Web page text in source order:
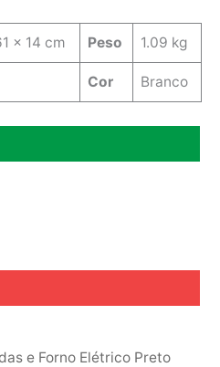
x 14 cm Peso 1.09 kg
Cor Branco
e Forno Elétrico Preto